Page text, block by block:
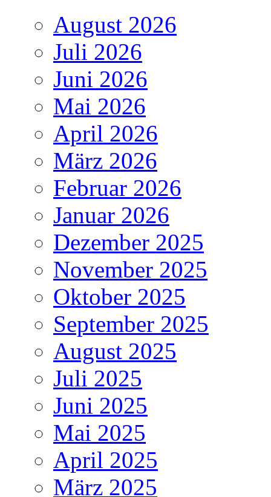
August 2026
Juli 2026
Juni 2026
Mai 2026
April 2026
März 2026
Februar 2026
Januar 2026
Dezember 2025
November 2025
Oktober 2025
September 2025
August 2025
Juli 2025
Juni 2025
Mai 2025
April 2025
März 2025